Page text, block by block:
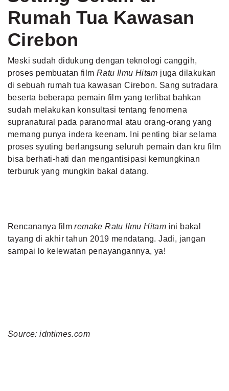
Rumah Tua Kawasan
Cirebon
Meski sudah didukung dengan teknologi canggih,
proses pembuatan film Ratu Ilmu Hitam juga dilakukan
di sebuah rumah tua kawasan Cirebon. Sang sutradara
beserta beberapa pemain film yang terlibat bahkan
sudah melakukan konsultasi tentang fenomena
supranatural pada paranormal atau orang-orang yang
memang punya indera keenam. Ini penting biar selama
proses syuting berlangsung seluruh pemain dan kru film
bisa berhati-hati dan mengantisipasi kemungkinan
terburuk yang mungkin bakal datang.
Rencananya filmremake Ratu Ilmu Hitam ini bakal
tayang di akhir tahun 2019 mendatang. Jadi, jangan
sampai lo kelewatan penayangannya, ya!
Source: idntimes.com